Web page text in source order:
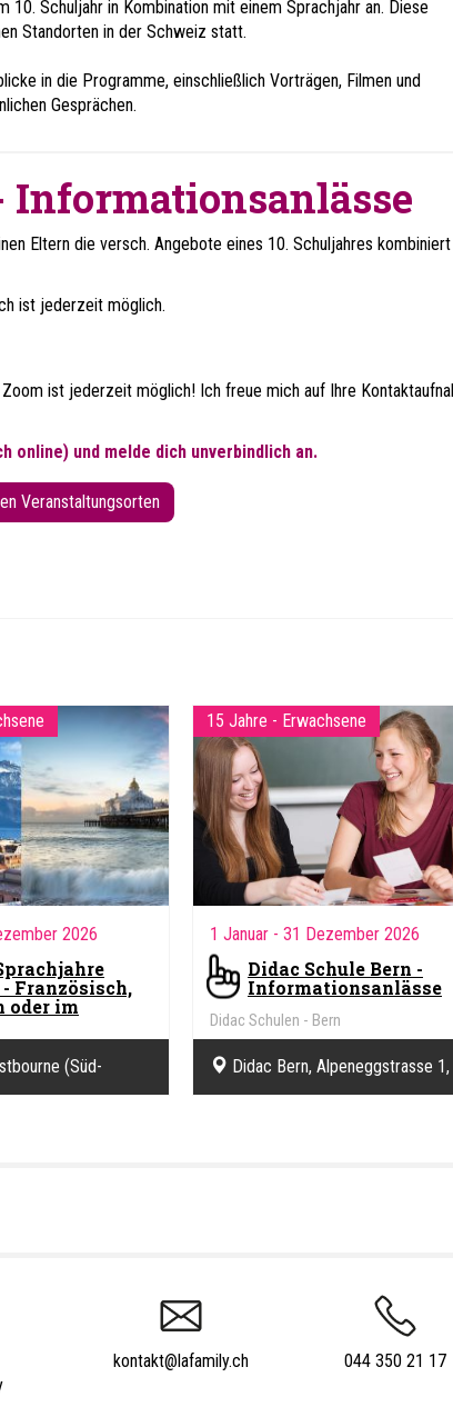
Schuljahr in Kombination mit einem Sprachjahr an. Diese
Standorten in der Schweiz statt.
in die Programme, einschließlich Vorträgen, Filmen und
Gesprächen.
Informationsanlässe
Eltern die versch. Angebote eines 10. Schuljahres
ist jederzeit möglich.
ist jederzeit möglich! Ich freue mich auf Ihre
online) und melde dich unverbindlich an.
Veranstaltungsorten
2026
Französisch,
oder im
(Süd-
15 Jahre - Erwachsene
1 Januar - 31 Dezember 2026
Didac Schule Bern -
Informationsanlässe
Didac Schulen - Bern
Didac Bern, Alpeneggstrasse 1,
kontakt@lafamily.ch 044 350 21 17